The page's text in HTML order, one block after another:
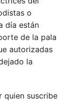
o
día están
de la pala
autorizadas
la
quien suscribe